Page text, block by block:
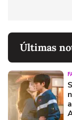
Últimas